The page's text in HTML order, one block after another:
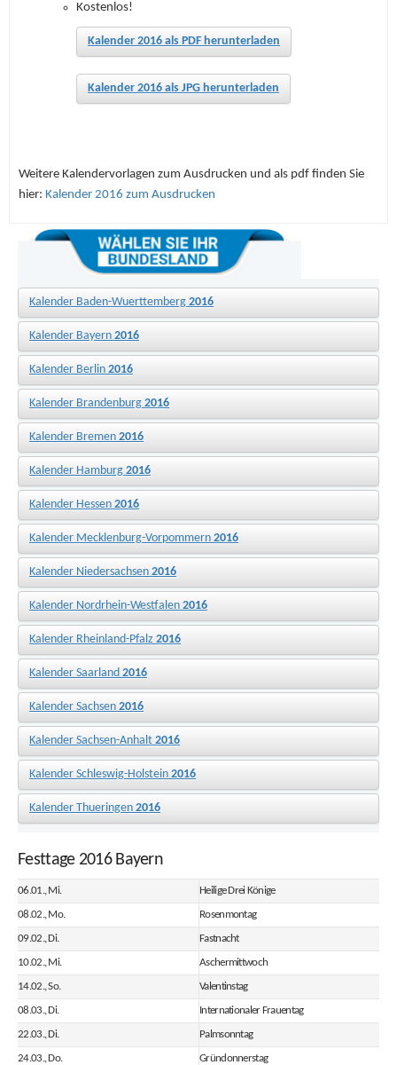
Kostenlos!
Kalender 2016 als PDF herunterladen
Kalender 2016 als JPG herunterladen
Weitere Kalendervorlagen zum Ausdrucken und als pdf finden Sie
hier: Kalender 2016 zum Ausdrucken
Kalender Baden-Wuerttemberg 2016
Kalender Bayern 2016
Kalender Berlin 2016
Kalender Brandenburg 2016
Kalender Bremen 2016
Kalender Hamburg 2016
Kalender Hessen 2016
Kalender Mecklenburg-Vorpommern 2016
Kalender Niedersachsen 2016
Kalender Nordrhein-Westfalen 2016
Kalender Rheinland-Pfalz 2016
Kalender Saarland 2016
Kalender Sachsen 2016
Kalender Sachsen-Anhalt 2016
Kalender Schleswig-Holstein 2016
Kalender Thueringen 2016
Festtage 2016 Bayern
06.01., Mi. Heilige Drei Könige
08.02., Mo. Rosenmontag
09.02., Di. Fastnacht
10.02., Mi. Aschermittwoch
14.02., So. Valentinstag
08.03., Di. Internationaler Frauentag
22.03., Di. Palmsonntag
24.03., Do. Gründonnerstag